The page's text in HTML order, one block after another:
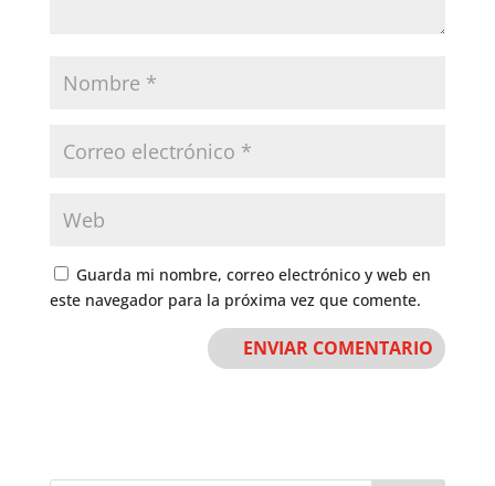
Guarda mi nombre, correo electrónico y web en
este navegador para la próxima vez que comente.